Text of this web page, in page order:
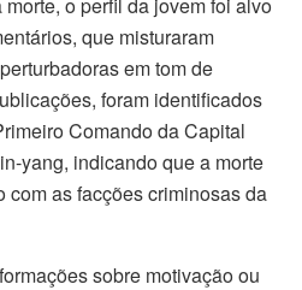
que misturaram
em tom de
foram identificados
Comando da Capital
yang, indicando que a morte
com as facções criminosas da
sobre motivação ou